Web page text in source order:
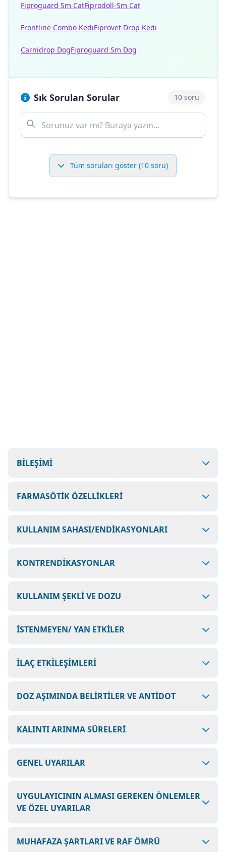
Fiproguard Sm CatFiprodoll-Sm Cat
Frontline Combo KediFiprovet Drop Kedi
Carnidrop DogFiproguard Sm Dog
Sık Sorulan Sorular 10 soru
Tüm soruları göster (10 soru)
BİLEŞİMİ
FARMASÖTİK ÖZELLİKLERİ
KULLANIM SAHASI/ENDİKASYONLARI
KONTRENDİKASYONLAR
KULLANIM ŞEKLİ VE DOZU
İSTENMEYEN/ YAN ETKİLER
İLAÇ ETKİLEŞİMLERİ
DOZ AŞIMINDA BELİRTİLER VE ANTİDOT
KALINTI ARINMA SÜRELERİ
GENEL UYARILAR
UYGULAYICININ ALMASI GEREKEN ÖNLEMLER
VE ÖZEL UYARILAR
MUHAFAZA ŞARTLARI VE RAF ÖMRÜ